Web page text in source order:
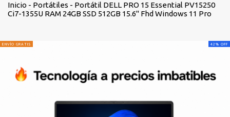
Inicio - Portátiles - Portátil DELL PRO 15 Essential PV15250
Ci7-1355U RAM 24GB SSD 512GB 15.6" Fhd Windows 11 Pro
42 % OFF
ENVÍO GRATIS